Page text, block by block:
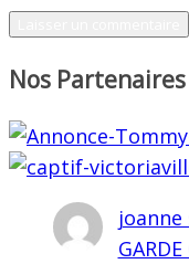
Nos Partenaires
joanne